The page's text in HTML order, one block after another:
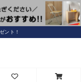
ント！